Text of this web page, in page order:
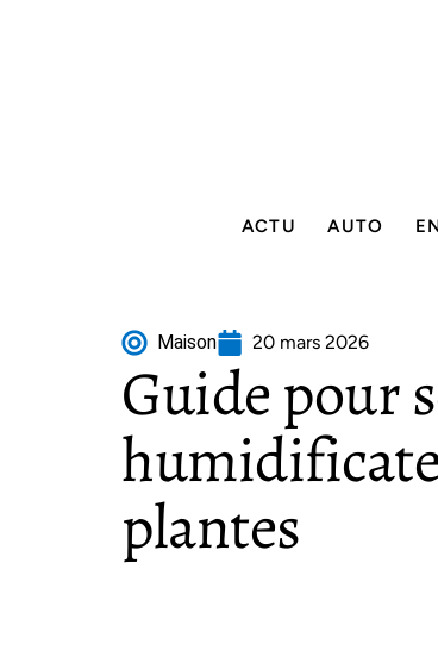
ACTU AUTO
Maison 20 mars 2026
Guide pour
plantes